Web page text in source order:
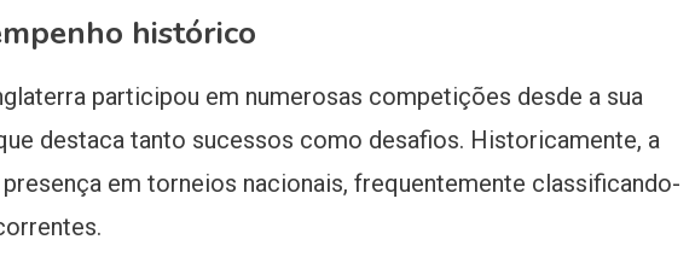
histórico
participou em numerosas competições desde a sua
destaca tanto sucessos como desafios. Historicamente, a
em torneios nacionais, frequentemente classificando-